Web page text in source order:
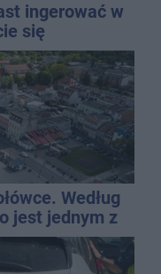
ingerować w
się
Według
jest jednym z